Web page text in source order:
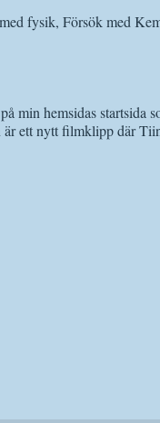
fysik, Försök med
min hemsidas startsida
är ett nytt filmklipp där